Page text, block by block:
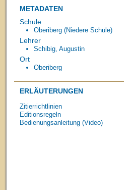
METADATEN
Schule
Oberiberg (Niedere Schule)
Lehrer
Schibig, Augustin
Ort
Oberiberg
ERLÄUTERUNGEN
Zitierrichtlinien
Editionsregeln
Bedienungsanleitung (Video)